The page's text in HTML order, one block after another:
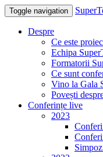
Toggle navigation
Despre
Ce este
Echipa
Formatorii
Ce sunt
Vino la Gala
Povești
Conferințe live
2023